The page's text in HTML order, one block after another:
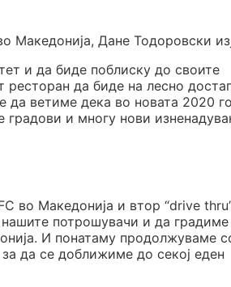
Македонија, Дане Тодоровски
и да биде поблиску до своите
ресторан да биде на лесно
да ветиме дека во новата 2020
градови и многу нови
во Македонија и втор “drive
потрошувачи и да градиме
И понатаму продолжуваме
да се доближиме до секој еден